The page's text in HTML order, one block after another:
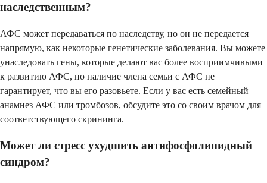
наследственным?
АФС может передаваться по наследству, но он не передается
напрямую, как некоторые генетические заболевания. Вы можете
унаследовать гены, которые делают вас более восприимчивыми
к развитию АФС, но наличие члена семьи с АФС не
гарантирует, что вы его разовьете. Если у вас есть семейный
анамнез АФС или тромбозов, обсудите это со своим врачом для
соответствующего скрининга.
Может ли стресс ухудшить антифосфолипидный
синдром?